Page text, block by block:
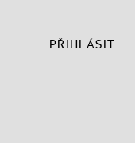
PŘIHLÁSIT